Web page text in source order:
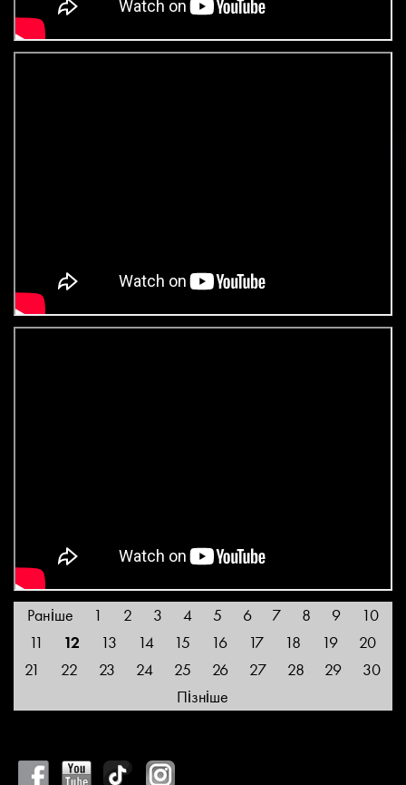
Раніше 1 2 3 4 5 6 7 8 9
10
11
12 13 14 15 16 17 18 19
20
21
22 23 24 25 26 27 28 29
30
Пізніше